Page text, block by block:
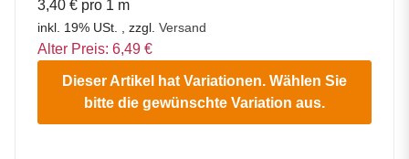
3,40 € pro 1 m
inkl. 19% USt. , zzgl. Versand
Alter Preis: 6,49 €
Dieser Artikel hat Variationen. Wählen Sie
bitte die gewünschte Variation aus.